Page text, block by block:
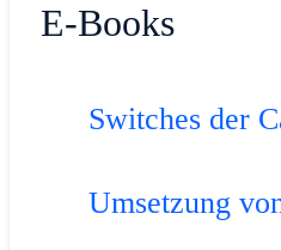
E-Books
Switches der
Umsetzung